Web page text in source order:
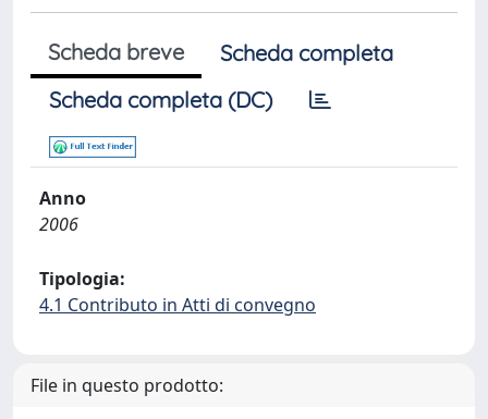
Scheda breve
Scheda completa
Scheda completa (DC)
Anno
2006
Tipologia:
4.1 Contributo in Atti di convegno
File in questo prodotto: